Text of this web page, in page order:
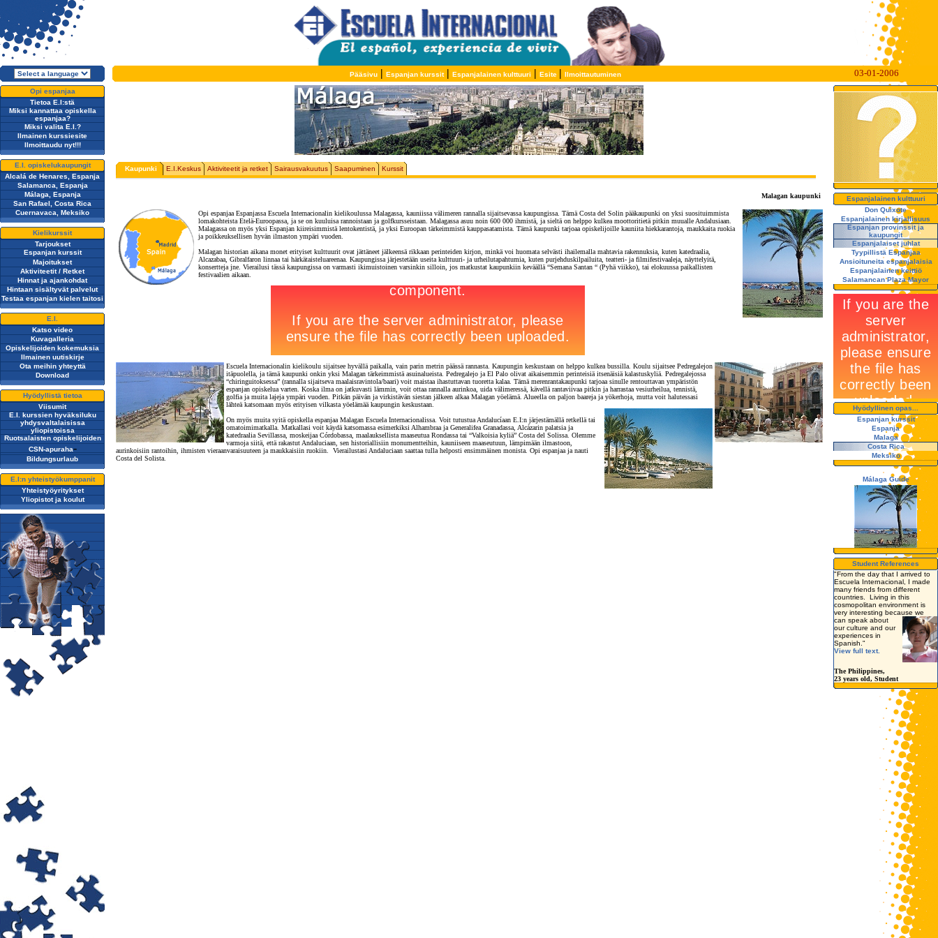
Pääsivu| Espanjan kurssit| Espanjalainen kulttuuri | Esite | Ilmoittautuminen 03-01-2006
Opi espanjaa
Tietoa E.I:stä
Miksi kannattaa opiskella
espanjaa?
Miksi valita E.I.?
Ilmainen kurssiesite
Ilmoittaudu nyt!!!
E.I. opiskelukaupungit
Alcalá de Henares, Espanja
Salamanca, Espanja
Málaga, Espanja
San Rafael, Costa Rica
Cuernavaca, Meksiko
Kielikurssit
Tarjoukset
Espanjan kurssit
Majoitukset
Aktiviteetit / Retket
Hinnat ja ajankohdat
Hintaan sisältyvät palvelut
Testaa espanjan kielen taitosi
E.I.
Katso video
Kuvagalleria
Opiskelijoiden kokemuksia
Ilmainen uutiskirje
Ota meihin yhteyttä
Download
Hyödyllistä tietoa
Viisumit
E.I. kurssien hyväksiluku
yhdysvaltalaisissa
yliopistoissa
Ruotsalaisten opiskelijoiden
CSN-apuraha-
Bildungsurlaub
E.I:n yhteistyökumppanit
Yhteistyöyritykset
Yliopistot ja koulut
Kaupunki E.I.Keskus Aktiviteetit ja retket Sairausvakuutus Saapuminen Kurssit
Malagan kaupunki
Opi espanjaa Espanjassa Escuela Internacionalin kielikoulussa Malagassa, kauniissa välimeren rannalla sijaitsevassa kaupungissa. Tämä Costa del Solin pääkaupunki on yksi suosituimmista
lomakohteista Etelä-Euroopassa, ja se on kuuluisa rannoistaan ja golfkursseistaan. Malagassa asuu noin 600 000 ihmistä, ja sieltä on helppo kulkea moottoritietä pitkin muualle Andalusiaan.
Malagassa on myös yksi Espanjan kiireisimmistä lentokentistä, ja yksi Euroopan tärkeimmistä kauppasatamista. Tämä kaupunki tarjoaa opiskelijoille kauniita hiekkarantoja, maukkaita ruokia
ja poikkeuksellisen hyvän ilmaston ympäri vuoden.
Malagan historian aikana monet erityiset kulttuurit ovat jättäneet jälkeensä rikkaan perinteiden kirjon, minkä voi huomata selvästi ihailemalla mahtavia rakennuksia, kuten katedraalia,
Alcazabaa, Gibralfaron linnaa tai härkätaisteluareenaa. Kaupungissa järjestetään useita kulttuuri- ja urheilutapahtumia, kuten purjehduskilpailuita, teatteri- ja filmifestivaaleja, näyttelyitä,
konsertteja jne. Vierailusi tässä kaupungissa on varmasti ikimuistoinen varsinkin silloin, jos matkustat kaupunkiin keväällä “Semana Santan “ (Pyhä viikko), tai elokuussa paikallisten
festivaalien aikaan.
Escuela Internacionalin kielikoulu sijaitsee hyvällä paikalla, vain parin metrin päässä rannasta. Kaupungin keskustaan on helppo kulkea bussilla. Koulu sijaitsee Pedregalejon
itäpuolella, ja tämä kaupunki onkin yksi Malagan tärkeimmistä asuinalueista. Pedregalejo ja El Palo olivat aikaisemmin perinteisiä itsenäisiä kalastuskyliä. Pedregalejossa
“chiringuitoksessa” (rannalla sijaitseva maalaisravintola/baari) voit maistaa ihastuttavan tuoretta kalaa. Tämä merenrantakaupunki tarjoaa sinulle rentouttavan ympäristön
espanjan opiskelua varten. Koska ilma on jatkuvasti lämmin, voit ottaa rannalla aurinkoa, uida välimeressä, kävellä rantaviivaa pitkin ja harrastaa vesiurheilua, tennistä,
golfia ja muita lajeja ympäri vuoden. Pitkän päivän ja virkistävän siestan jälkeen alkaa Malagan yöelämä. Alueella on paljon baareja ja yökerhoja, mutta voit halutessasi
lähteä katsomaan myös erityisen vilkasta yöelämää kaupungin keskustaan.
On myös muita syitä opiskella espanjaa Malagan Escuela Internacionalissa. Voit tutustua Andalucíaan E.I:n järjestämällä retkellä tai
omatoimimatkalla. Matkallasi voit käydä katsomassa esimerkiksi Alhambraa ja Generalifea Granadassa, Alcázarin palatsia ja
katedraalia Sevillassa, moskeijaa Córdobassa, maalauksellista maaseutua Rondassa tai “Valkoisia kyliä” Costa del Solissa. Olemme
varmoja siitä, että rakastut Andaluciaan, sen historiallisiin monumentteihin, kauniiseen maaseutuun, lämpimään ilmastoon,
aurinkoisiin rantoihin, ihmisten vieraanvaraisuuteen ja maukkaisiin ruokiin. Vierailustasi Andaluciaan saattaa tulla helposti ensimmäinen monista. Opi espanjaa ja nauti
Costa del Solista.
Espanjalainen kulttuuri
Don Quixote
Espanjalainen kirjallisuus
Espanjan provinssit ja
kaupungit
Espanjalaiset juhlat
Tyypillistä Espanjaa
Ansioituneita espanjalaisia
Espanjalainen keittiö
Salamancan Plaza Mayor
Hyödyllinen opas...
Espanjan kurssit
Espanja
Malaga
Costa Rica
Meksiko
Málaga Guide
Student References
"From the day that I arrived to
Escuela Internacional, I made
many friends from different
countries. Living in this
cosmopolitan environment is
very interesting because we
can speak about
ourculture and our
experiences in
Spanish."
View full text.
The Philippines,
23 years old, Student